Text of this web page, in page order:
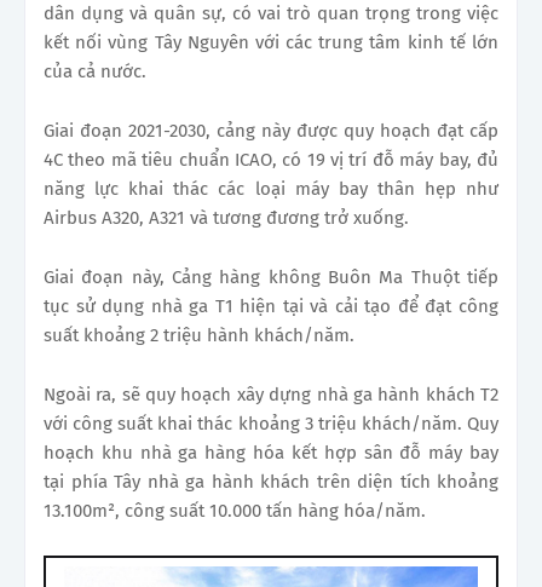
dân dụng và quân sự, có vai trò quan trọng trong việc
kết nối vùng Tây Nguyên với các trung tâm kinh tế lớn
của cả nước.
Giai đoạn 2021-2030, cảng này được quy hoạch đạt cấp
4C theo mã tiêu chuẩn ICAO, có 19 vị trí đỗ máy bay, đủ
năng lực khai thác các loại máy bay thân hẹp như
Airbus A320, A321 và tương đương trở xuống.
Giai đoạn này, Cảng hàng không Buôn Ma Thuột tiếp
tục sử dụng nhà ga T1 hiện tại và cải tạo để đạt công
suất khoảng 2 triệu hành khách/năm.
Ngoài ra, sẽ quy hoạch xây dựng nhà ga hành khách T2
với công suất khai thác khoảng 3 triệu khách/năm. Quy
hoạch khu nhà ga hàng hóa kết hợp sân đỗ máy bay
tại phía Tây nhà ga hành khách trên diện tích khoảng
13.100m², công suất 10.000 tấn hàng hóa/năm.